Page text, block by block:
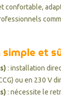
confortable,
et
: installation
ou en 230 V
: nécessite le